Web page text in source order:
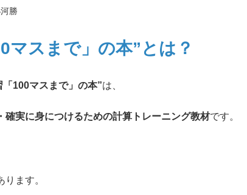
勝
マスまで」の本”とは？
100マスまで」の本”は、
実に身につけるための計算トレーニング教材です。
ります。